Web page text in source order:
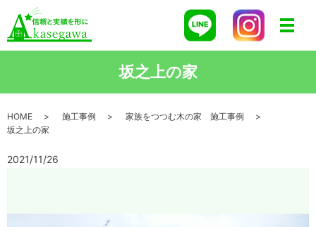
メニ
坂之上の家
HOME 施工事例
家族をつつむ木の家 施工事例
坂之上の家
2021/11/26